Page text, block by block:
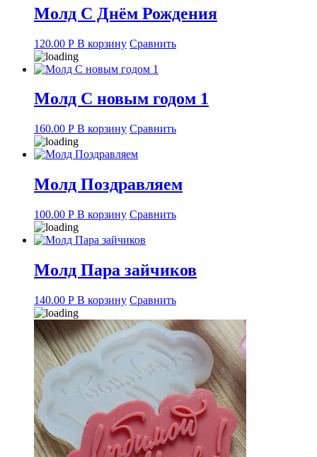
Молд С Днём Рождения
120.00 Р В корзину Сравнить
Молд С новым годом 1
160.00 Р В корзину Сравнить
Молд Поздравляем
100.00 Р В корзину Сравнить
Молд Пара зайчиков
140.00 Р В корзину Сравнить